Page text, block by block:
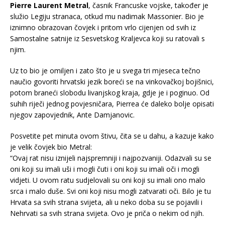
Pierre Laurent Metral, časnik Francuske vojske, također je
služio Legiju stranaca, otkud mu nadimak Massonier. Bio je
iznimno obrazovan čovjek i pritom vrlo cijenjen od svih iz
Samostalne satnije iz Sesvetskog Kraljevca koji su ratovali s
njim.
Uz to bio je omiljen i zato što je u svega tri mjeseca tečno
naučio govoriti hrvatski jezik boreći se na vinkovačkoj bojišnici,
potom braneći slobodu livanjskog kraja, gdje je i poginuo. Od
suhih riječi jednog povjesničara, Pierrea će daleko bolje opisati
njegov zapovjednik, Ante Damjanovic.
Posvetite pet minuta ovom štivu, čita se u dahu, a kazuje kako
je velik čovjek bio Metral:
“Ovaj rat nisu iznijeli najspremniji i najpozvaniji. Odazvali su se
oni koji su imali uši i mogli čuti i oni koji su imali oči i mogli
vidjeti. U ovom ratu sudjelovali su oni koji su imali ono malo
srca i malo duše. Svi oni koji nisu mogli zatvarati oči. Bilo je tu
Hrvata sa svih strana svijeta, ali u neko doba su se pojavili i
Nehrvati sa svih strana svijeta. Ovo je priča o nekim od njih.